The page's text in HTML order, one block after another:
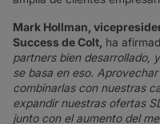
Mark Hollman,
Success de Colt, ha
partners bien desarrollado,
se basa en eso.
combinarlas con nuestras
expandir nuestras ofertas
junto con el aumento del